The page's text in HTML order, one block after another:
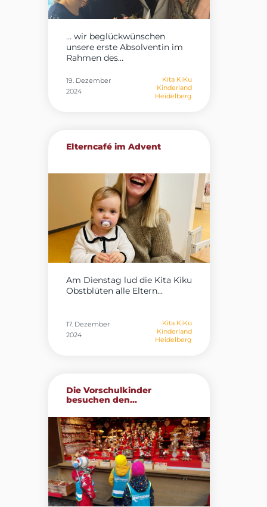
… wir beglückwünschen
unsere erste Absolventin im
Rahmen des...
19. Dezember
2024
Kita KiKu
Kinderland
Heidelberg
Elterncafé im Advent
Am Dienstag lud die Kita Kiku
Obstblüten alle Eltern...
17. Dezember
2024
Kita KiKu
Kinderland
Heidelberg
Die Vorschulkinder
besuchen den...